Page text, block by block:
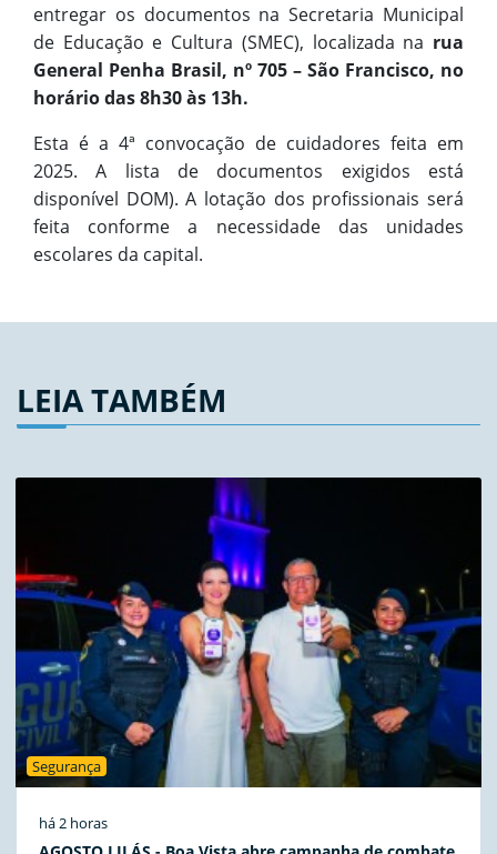
entregar os documentos na Secretaria Municipal
de Educação e Cultura (SMEC), localizada na rua
General Penha Brasil, nº 705 – São Francisco, no
horário das 8h30 às 13h.
Esta é a 4ª convocação de cuidadores feita em
2025. A lista de documentos exigidos está
disponível DOM). A lotação dos profissionais será
feita conforme a necessidade das unidades
escolares da capital.
LEIA TAMBÉM
Segurança
há 2 horas